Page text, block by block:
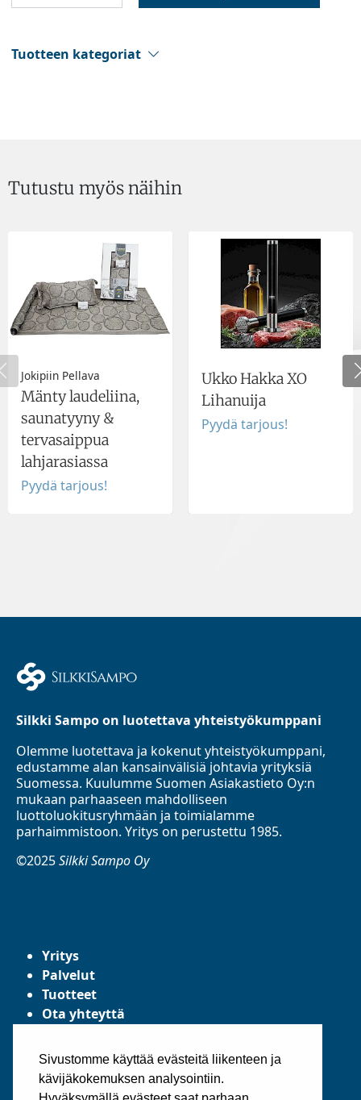
Sivustomme käyttää evästeitä liikenteen ja
kävijäkokemuksen analysointiin.
Tuotteen kategoriat
Tutustu myös näihin
Jokipiin Pellava
Mänty laudeliina,
saunatyyny &
tervasaippua
lahjarasiassa
Pyydä tarjous!
Ukko Hakka XO
Lihanuija
Pyydä tarjous!
Silkki Sampo on luotettava yhteistyökumppani
Olemme luotettava ja kokenut yhteistyökumppani,
edustamme alan kansainvälisiä johtavia yrityksiä
Suomessa. Kuulumme Suomen Asiakastieto Oy:n
mukaan parhaaseen mahdolliseen
luottoluokitusryhmään ja toimialamme
parhaimmistoon. Yritys on perustettu 1985.
©2025Silkki Sampo Oy
Yritys
Palvelut
Tuotteet
Ota yhteyttä
Yleiset toimitusehdot